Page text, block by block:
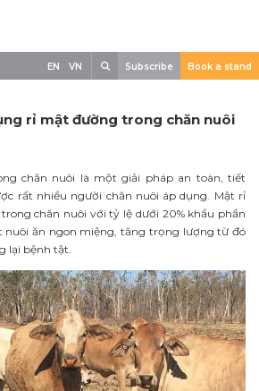
EN VN Subscribe Book a stand
rỉ mật đường trong chăn nuôi
chăn nuôi là một giải pháp an toàn, tiết
rất nhiều người chăn nuôi áp dụng. Mật rỉ
chăn nuôi với tỷ lệ dưới 20% khẩu phần
nuôi ăn ngon miệng, tăng trọng lượng từ đó
lại bệnh tật.